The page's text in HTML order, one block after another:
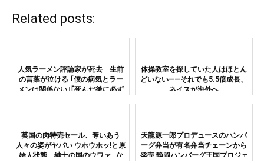
Related posts:
人気ラーメン評論家が死去 生前
の言葉が泣ける ｢僕の病気とラー
メンは関係ない｣｢死んだ後に必ず
体操教室を探していた人はほとん
どいない——それでも5.5倍成長、
ネイスが海外へ
英国の肉特売セール、奪いあう
人々の姿がヤバい ウホウホッ!と原
始人状態 紳士の国のウワァ…な
天龍源一郎プロデュースのハンバ
ーグ弁当が有名弁当チェーンから
発売 静岡ハンバーグ王国プロジェ